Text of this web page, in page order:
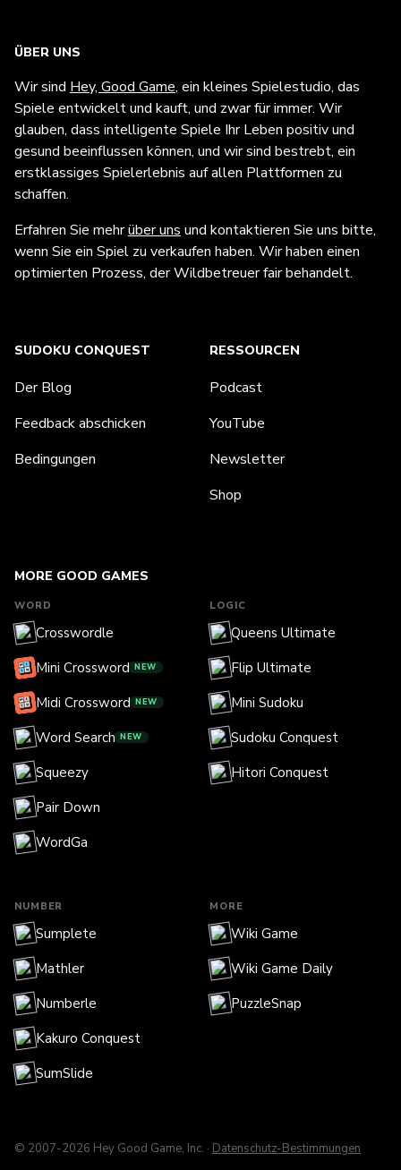
ÜBER UNS
Wir sind Hey, Good Game, ein kleines Spielestudio, das
Spiele entwickelt und kauft, und zwar für immer. Wir
glauben, dass intelligente Spiele Ihr Leben positiv und
gesund beeinflussen können, und wir sind bestrebt, ein
erstklassiges Spielerlebnis auf allen Plattformen zu
schaffen.
Erfahren Sie mehrüber uns und kontaktieren Sie uns bitte,
wenn Sie ein Spiel zu verkaufen haben. Wir haben einen
optimierten Prozess, der Wildbetreuer fair behandelt.
MORE GOOD GAMES
WORD
Crosswordle
Mini Crossword NEW
Midi Crossword NEW
Word Search NEW
Squeezy
Pair Down
WordGa
LOGIC
Queens Ultimate
Flip Ultimate
Mini Sudoku
Sudoku Conquest
Hitori Conquest
NUMBER
Sumplete
Mathler
Numberle
Kakuro Conquest
SumSlide
MORE
Wiki Game
Wiki Game Daily
PuzzleSnap
SUDOKU CONQUEST
Der Blog
Feedback abschicken
Bedingungen
RESSOURCEN
Podcast
YouTube
Newsletter
Shop
© 2007-2026 Hey Good Game, Inc. · Datenschutz-Bestimmungen